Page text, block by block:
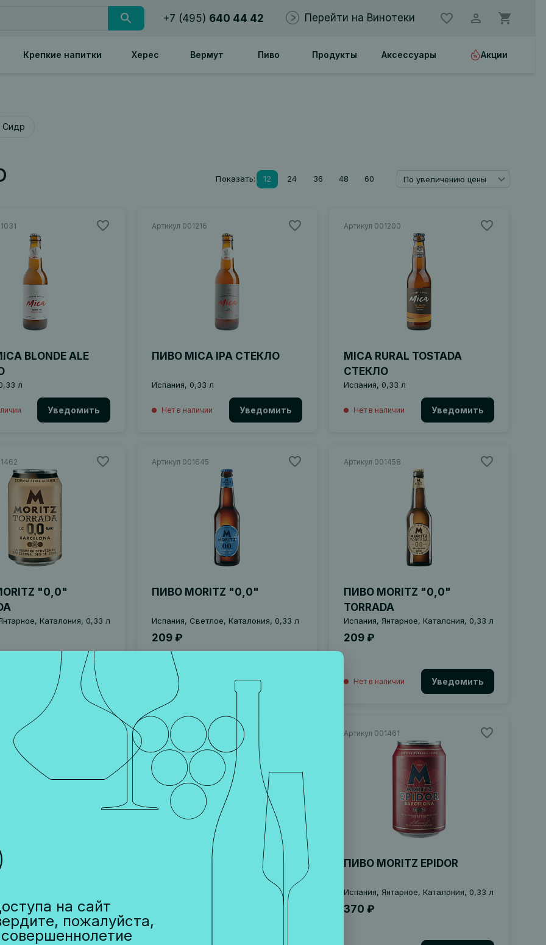
+7 (495) 640 44 42 Перейти на Винотеки
Крепкие напитки Херес Вермут Пиво Продукты Аксессуары Акции
Сидр
Показать: 12 24 36 48 60 По увеличению цены
BLONDE ALE
л
Уведомить
Артикул 001216
ПИВО MICA IPA СТЕКЛО
Испания, 0,33 л
Нет в наличии Уведомить
Артикул 001200
MICA RURAL TOSTADA
СТЕКЛО
Испания, 0,33 л
Нет в наличии Уведомить
"0,0"
Каталония, 0,33 л
Уведомить
Артикул 001645
ПИВО MORITZ "0,0"
Испания, Светлое, Каталония, 0,33 л
209 ₽
Нет в наличии Уведомить
Артикул 001458
ПИВО MORITZ "0,0"
TORRADA
Испания, Янтарное, Каталония, 0,33 л
209 ₽
Нет в наличии Уведомить
RADLER
Артикул 001722
Испания, Светлое, Каталония, 0,33 л
Артикул 001461
ПИВО MORITZ EPIDOR
Испания, Янтарное, Каталония, 0,33 л
370 ₽
на сайт
пожалуйста,